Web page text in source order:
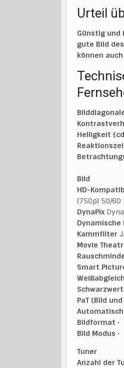
Urteil
Günstig und
gute Bild des
können
Helligkeit
Bild
HD-
(750p) 50/60
DynaPix
Kammfilter
Movie
Smart
PaT (Bild
Bildformat •
Bild Modus •
Tuner
Anzahl der